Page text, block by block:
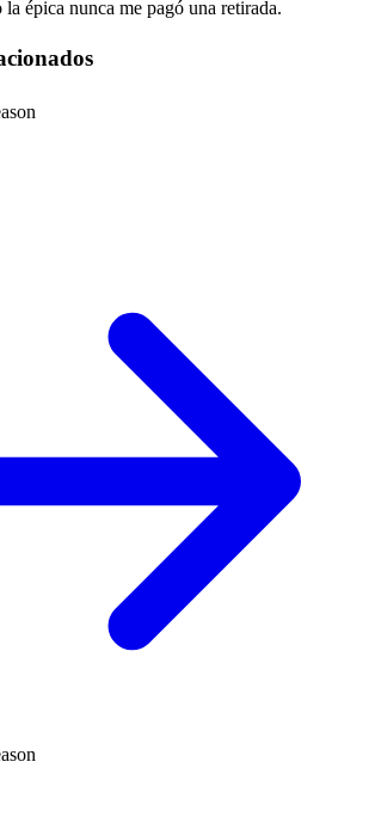
épica nunca me pagó una retirada.